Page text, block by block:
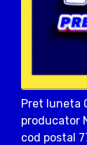
Pret luneta
producator
cod postal